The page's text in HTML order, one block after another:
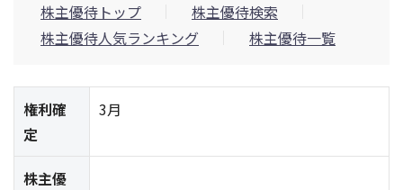
株主優待トップ
株主優待検索
株主優待人気ランキング
株主優待一覧
権利確
定
3月
株主優